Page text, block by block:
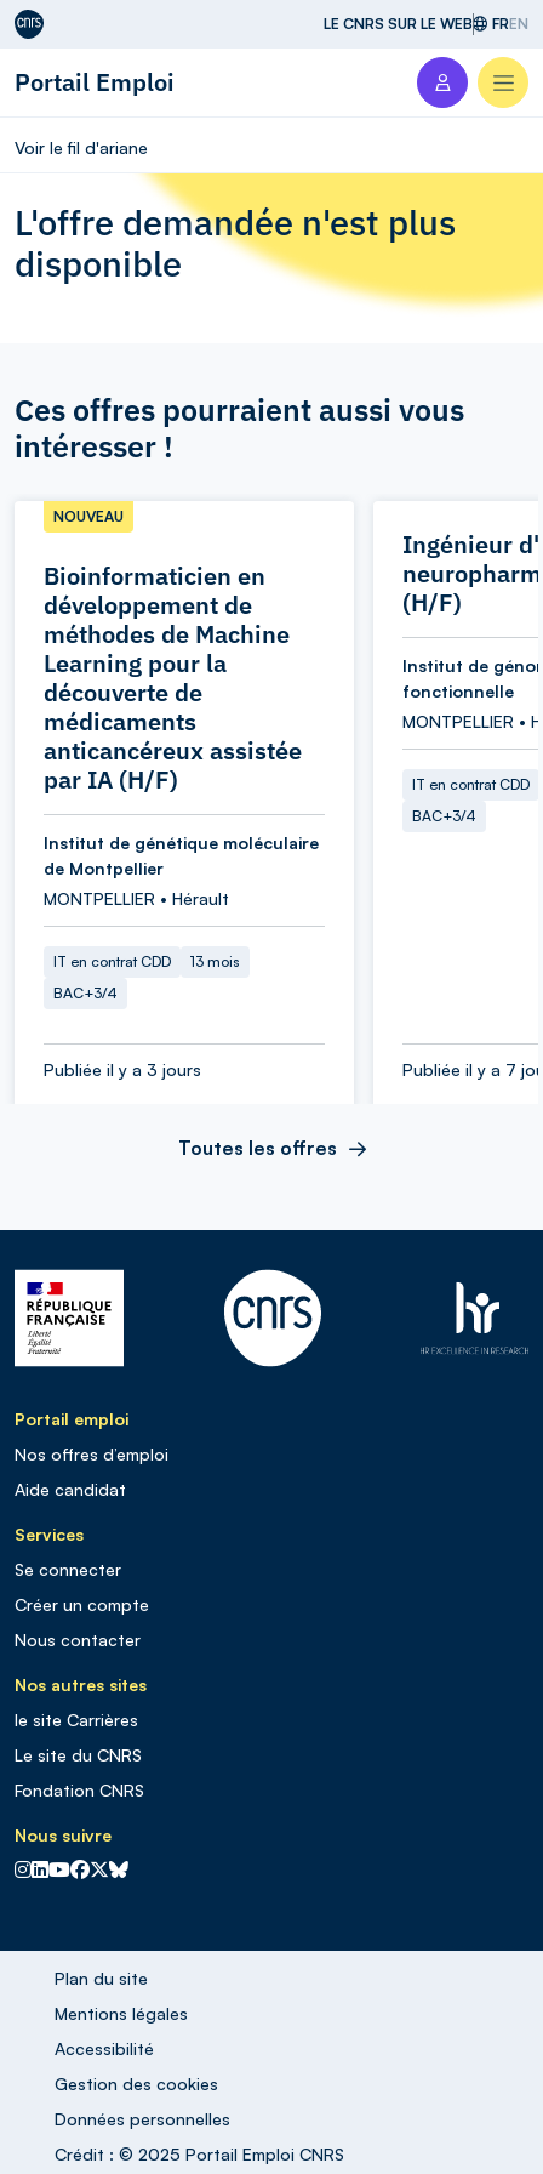
Aller au contenu LE CNRS SUR LE WEB FREN
Portail Emploi
Voir le fil d'ariane
L'offre demandée n'est plus
disponible
Ces offres pourraient aussi vous
intéresser !
Bioinformaticien en
développement de
méthodes de Machine
Learning pour la
découverte de
médicaments
anticancéreux assistée
par IA (H/F)
NOUVEAU
Institut de génétique moléculaire
de Montpellier
MONTPELLIER • Hérault
IT en contrat CDD
13 mois
BAC+3/4
Publiée il y a 3 jours
Ingénieur
(H/F)
Institut de
fonctionnelle
MONTPELLIER •
IT en contrat CDD
BAC+3/4
Publiée il y a 7
Toutes les offres
Portail emploi
Nos offres d’emploi
Aide candidat
Services
Se connecter
Créer un compte
Nous contacter
Nos autres sites
le site Carrières
Le site du CNRS
Fondation CNRS
Nous suivre
CNRS sur Instagram
CNRS sur Linkedin
CNRS sur Youtube
CNRS sur Facebook
CNRS sur X
CNRS sur Blus sky
Plan du site
Mentions légales
Accessibilité
Gestion des cookies
Données personnelles
Crédit : © 2025 Portail Emploi CNRS